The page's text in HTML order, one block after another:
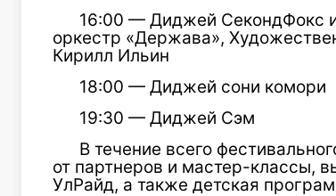
16:00 — Диджей СекондФокс
оркестр «Держава»,
Кирилл Ильин
18:00 — Диджей сони комори
19:30 — Диджей Сэм
В течение всего
от партнеров и мастер-классы,
УлРайд, а также детская